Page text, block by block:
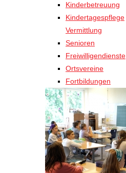
Kinderbetreuung
Kindertagespflege
Vermittlung
Senioren
Freiwilligendienste
Ortsvereine
Fortbildungen